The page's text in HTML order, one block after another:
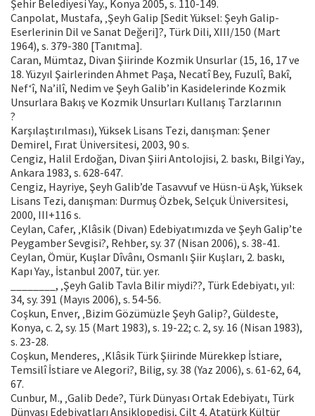
Şehir Belediyesi Yay., Konya 2005, s. 110-149.
Canpolat, Mustafa, ‚Şeyh Galip [Sedit Yüksel: Şeyh Galip-
Eserlerinin Dil ve Sanat Değeri]?, Türk Dili, XIII/150 (Mart
1964), s. 379-380 [Tanıtma].
Caran, Mümtaz, Divan Şiirinde Kozmik Unsurlar (15, 16, 17 ve
18. Yüzyıl Şairlerinden Ahmet Paşa, Necatî Bey, Fuzulî, Bakî,
Nef‘î, Na’ilî, Nedim ve Şeyh Galib’in Kasidelerinde Kozmik
Unsurlara Bakış ve Kozmik Unsurları Kullanış Tarzlarının
?
Karşılaştırılması), Yüksek Lisans Tezi, danışman: Şener
Demirel, Fırat Üniversitesi, 2003, 90 s.
Cengiz, Halil Erdoğan, Divan Şiiri Antolojisi, 2. baskı, Bilgi Yay.,
Ankara 1983, s. 628-647.
Cengiz, Hayriye, Şeyh Galib’de Tasavvuf ve Hüsn-ü Aşk, Yüksek
Lisans Tezi, danışman: Durmuş Özbek, Selçuk Üniversitesi,
2000, III+116 s.
Ceylan, Cafer, ‚Klâsik (Divan) Edebiyatımızda ve Şeyh Galip’te
Peygamber Sevgisi?, Rehber, sy. 37 (Nisan 2006), s. 38-41.
Ceylan, Ömür, Kuşlar Dîvânı, Osmanlı Şiir Kuşları, 2. baskı,
Kapı Yay., İstanbul 2007, tür. yer.
________, ‚Şeyh Galib Tavla Bilir miydi??, Türk Edebiyatı, yıl:
34, sy. 391 (Mayıs 2006), s. 54-56.
Coşkun, Enver, ‚Bizim Gözümüzle Şeyh Galip?, Güldeste,
Konya, c. 2, sy. 15 (Mart 1983), s. 19-22; c. 2, sy. 16 (Nisan 1983),
s. 23-28.
Coşkun, Menderes, ‚Klâsik Türk Şiirinde Mürekkep İstiare,
Temsilî İstiare ve Alegori?, Bilig, sy. 38 (Yaz 2006), s. 61-62, 64,
67.
Cunbur, M., ‚Galib Dede?, Türk Dünyası Ortak Edebiyatı, Türk
Dünyası Edebiyatları Ansiklopedisi, Cilt 4, Atatürk Kültür